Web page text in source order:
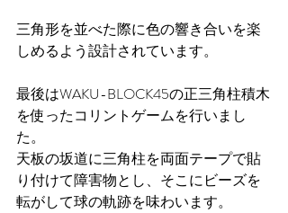
三角形を並べた際に色の響き合いを楽
しめるよう設計されています。
最後はWAKU-BLOCK45の正三角柱積木
を使ったコリントゲームを行いまし
た。
天板の坂道に三角柱を両面テープで貼
り付けて障害物とし、そこにビーズを
転がして球の軌跡を味わいます。